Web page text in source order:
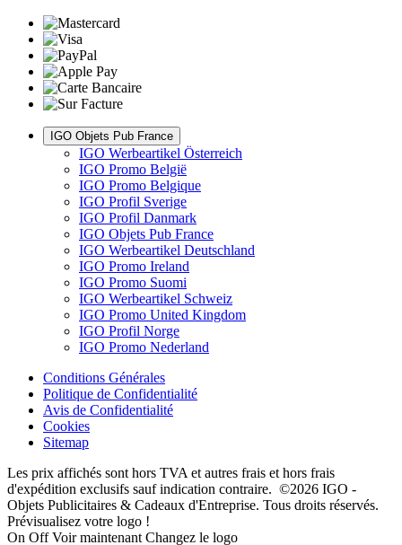
IGO Objets Pub France
IGO Werbeartikel Österreich
IGO Promo België
IGO Promo Belgique
IGO Profil Sverige
IGO Profil Danmark
IGO Objets Pub France
IGO Werbeartikel Deutschland
IGO Promo Ireland
IGO Promo Suomi
IGO Werbeartikel Schweiz
IGO Promo United Kingdom
IGO Profil Norge
IGO Promo Nederland
Conditions Générales
Politique de Confidentialité
Avis de Confidentialité
Cookies
Sitemap
Les prix affichés sont hors TVA et autres frais et hors frais
d'expédition exclusifs sauf indication contraire. ©2026 IGO -
Objets Publicitaires & Cadeaux d'Entreprise. Tous droits réservés.
Prévisualisez votre logo !
On Off Voir maintenant Changez le logo